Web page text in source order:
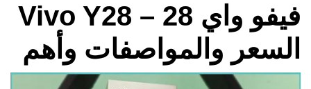
فيفو واي 28 – Vivo Y28
السعر والمواصفات وأهم